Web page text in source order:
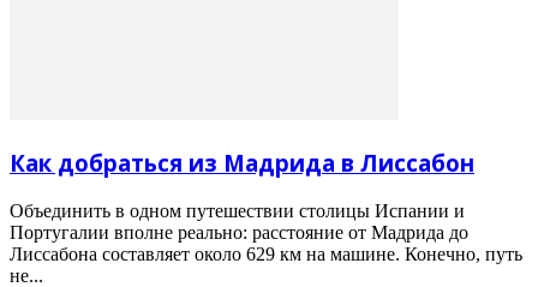
Как добраться из Мадрида в Лиссабон
Объединить в одном путешествии столицы Испании и
Португалии вполне реально: расстояние от Мадрида до
Лиссабона составляет около 629 км на машине. Конечно, путь
не...